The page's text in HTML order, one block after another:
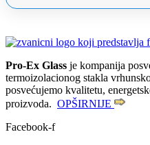
Pro-Ex Glass je kompanija
termoizolacionog stakla
posvećujemo kvalitetu,
proizvoda. OPŠIRNIJE
Facebook-f